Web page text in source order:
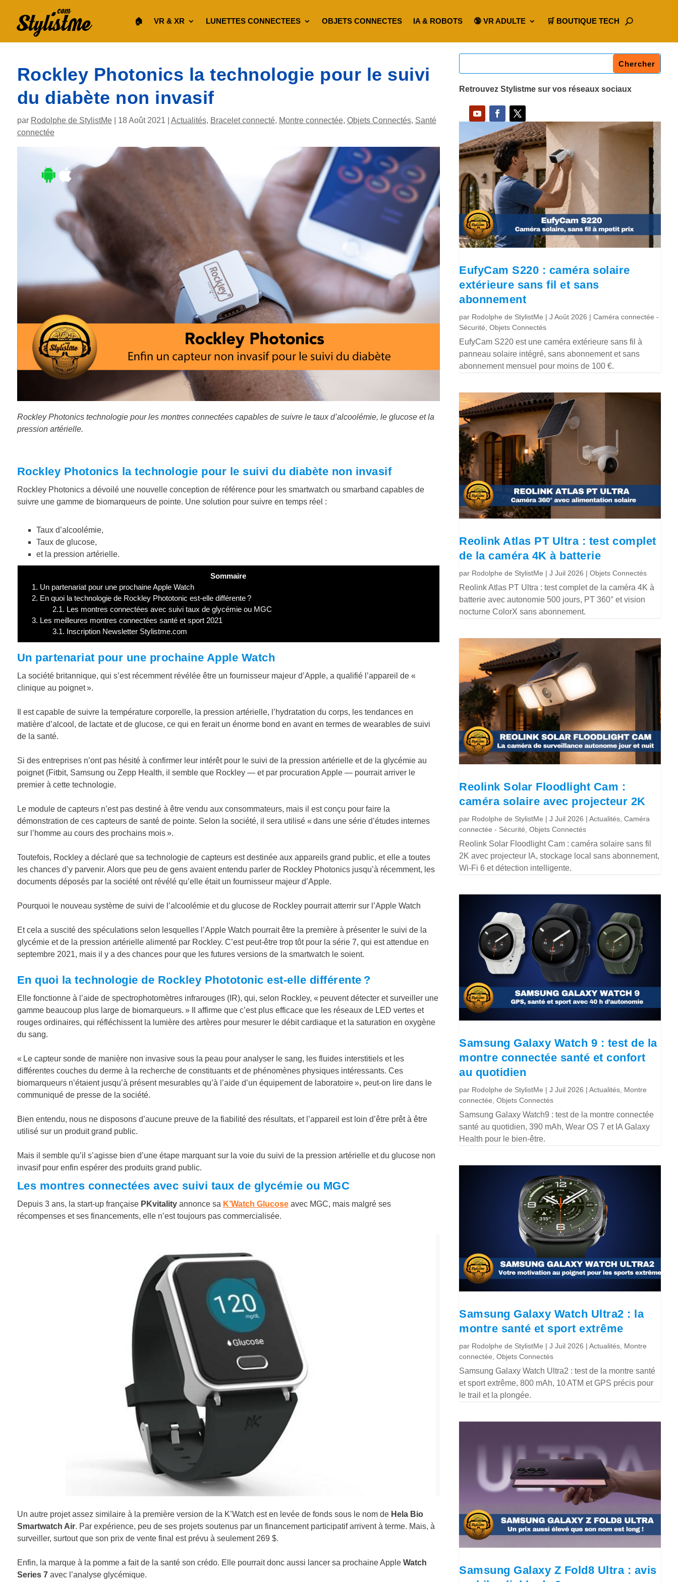
🏠︎ VR & XR LUNETTES CONNECTEES OBJETS CONNECTES IA & ROBOTS 🔞 VR ADULTE 🛒 BOUTIQUE TECH
Rockley Photonics la technologie pour le suivi
du diabète non invasif
par Rodolphe de StylistMe| 18 Août 2021 Actualités, Bracelet connecté, Montre connectée, Objets Connectés, Santé
connectée
Rockley Photonics technologie pour les montres connectées capables de suivre le taux d’alcoolémie, le glucose et la
pression artérielle.
Rockley Photonics la technologie pour le suivi du diabète non invasif
Rockley Photonics a dévoilé une nouvelle conception de référence pour les smartwatch ou smarband capables de
suivre une gamme de biomarqueurs de pointe. Une solution pour suivre en temps réel :
Taux d’alcoolémie,
Taux de glucose,
et la pression artérielle.
Sommaire
1. Un partenariat pour une prochaine Apple Watch
2. En quoi la technologie de Rockley Phototonic est-elle différente ?
2.1. Les montres connectées avec suivi taux de glycémie ou MGC
3. Les meilleures montres connectées santé et sport 2021
3.1. Inscription Newsletter Stylistme.com
Un partenariat pour une prochaine Apple Watch
La société britannique, qui s’est récemment révélée être un fournisseur majeur d’Apple, a qualifié l’appareil de «
clinique au poignet ».
Il est capable de suivre la température corporelle, la pression artérielle, l’hydratation du corps, les tendances en
matière d’alcool, de lactate et de glucose, ce qui en ferait un énorme bond en avant en termes de wearables de suivi
de la santé.
Si des entreprises n’ont pas hésité à confirmer leur intérêt pour le suivi de la pression artérielle et de la glycémie au
poignet (Fitbit, Samsung ou Zepp Health, il semble que Rockley — et par procuration Apple — pourrait arriver le
premier à cette technologie.
Le module de capteurs n’est pas destiné à être vendu aux consommateurs, mais il est conçu pour faire la
démonstration de ces capteurs de santé de pointe. Selon la société, il sera utilisé « dans une série d’études internes
sur l’homme au cours des prochains mois ».
Toutefois, Rockley a déclaré que sa technologie de capteurs est destinée aux appareils grand public, et elle a toutes
les chances d’y parvenir. Alors que peu de gens avaient entendu parler de Rockley Photonics jusqu’à récemment, les
documents déposés par la société ont révélé qu’elle était un fournisseur majeur d’Apple.
Pourquoi le nouveau système de suivi de l’alcoolémie et du glucose de Rockley pourrait atterrir sur l’Apple Watch
Et cela a suscité des spéculations selon lesquelles l’Apple Watch pourrait être la première à présenter le suivi de la
glycémie et de la pression artérielle alimenté par Rockley. C’est peut-être trop tôt pour la série 7, qui est attendue en
septembre 2021, mais il y a des chances pour que les futures versions de la smartwatch le soient.
En quoi la technologie de Rockley Phototonic est-elle différente ?
Elle fonctionne à l’aide de spectrophotomètres infrarouges (IR), qui, selon Rockley, « peuvent détecter et surveiller une
gamme beaucoup plus large de biomarqueurs. » Il affirme que c’est plus efficace que les réseaux de LED vertes et
rouges ordinaires, qui réfléchissent la lumière des artères pour mesurer le débit cardiaque et la saturation en oxygène
du sang.
« Le capteur sonde de manière non invasive sous la peau pour analyser le sang, les fluides interstitiels et les
différentes couches du derme à la recherche de constituants et de phénomènes physiques intéressants. Ces
biomarqueurs n’étaient jusqu’à présent mesurables qu’à l’aide d’un équipement de laboratoire », peut-on lire dans le
communiqué de presse de la société.
Bien entendu, nous ne disposons d’aucune preuve de la fiabilité des résultats, et l’appareil est loin d’être prêt à être
utilisé sur un produit grand public.
Mais il semble qu’il s’agisse bien d’une étape marquant sur la voie du suivi de la pression artérielle et du glucose non
invasif pour enfin espérer des produits grand public.
Les montres connectées avec suivi taux de glycémie ou MGC
Depuis 3 ans, la start-up française PKvitalityannonce sa K’Watch Glucoseavec MGC, mais malgré ses
récompenses et ses financements, elle n’est toujours pas commercialisée.
Un autre projet assez similaire à la première version de la K’Watch est en levée de fonds sous le nom deHela Bio
Smartwatch Air. Par expérience, peu de ses projets soutenus par un financement participatif arrivent à terme. Mais, à
surveiller, surtout que son prix de vente final est prévu à seulement 269 $.
Enfin, la marque à la pomme a fait de la santé son crédo. Elle pourrait donc aussi lancer sa prochaineApple Watch
Series 7avec l’analyse glycémique.
Retrouvez Stylistme sur vos réseaux sociaux
EufyCam S220 : caméra solaire
extérieure sans fil et sans
abonnement
par Rodolphe de StylistMe |J Août 2026 |Caméra connectée -
Sécurité ,Objets Connectés
EufyCam S220 est une caméra extérieure sans fil à
panneau solaire intégré, sans abonnement et sans
abonnement mensuel pour moins de 100 €.
Reolink Atlas PT Ultra : test complet
de la caméra 4K à batterie
par Rodolphe de StylistMe |J Juil 2026 |Objets Connectés
Reolink Atlas PT Ultra : test complet de la caméra 4K à
batterie avec autonomie 500 jours, PT 360° et vision
nocturne ColorX sans abonnement.
Reolink Solar Floodlight Cam :
caméra solaire avec projecteur 2K
par Rodolphe de StylistMe |J Juil 2026 |Actualités ,Caméra
connectée - Sécurité ,Objets Connectés
Reolink Solar Floodlight Cam : caméra solaire sans fil
2K avec projecteur IA, stockage local sans abonnement,
Wi-Fi 6 et détection intelligente.
Samsung Galaxy Watch 9 : test de la
montre connectée santé et confort
au quotidien
par Rodolphe de StylistMe |J Juil 2026 |Actualités Montre
connectée ,Objets Connectés
Samsung Galaxy Watch9 : test de la montre connectée
santé au quotidien, 390 mAh, Wear OS 7 et IA Galaxy
Health pour le bien-être.
Samsung Galaxy Watch Ultra2 : la
montre santé et sport extrême
par Rodolphe de StylistMe |J Juil 2026 |Actualités Montre
connectée ,Objets Connectés
Samsung Galaxy Watch Ultra2 : test de la montre santé
et sport extrême, 800 mAh, 10 ATM et GPS précis pour
le trail et la plongée.
Samsung Galaxy Z Fold8 Ultra : avis